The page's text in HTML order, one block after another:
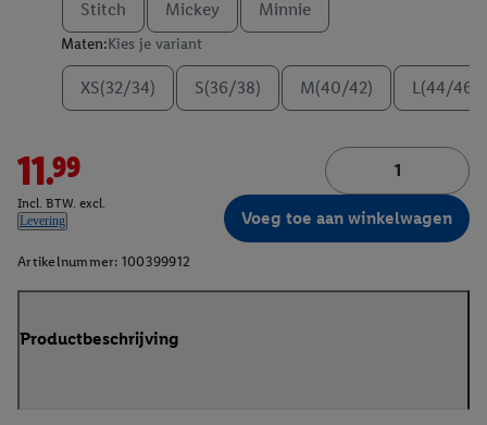
Stitch Mickey Minnie
Maten:Kies je variant
XS(32/34) S(36/38) M(40/42) L(44/46)
11.99
Incl. BTW. excl.
Levering
Voeg toe aan winkelwagen
Artikelnummer: 100399912
Productbeschrijving